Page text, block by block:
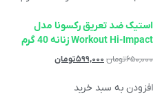
استیک ضد تعریق رکسونا مدل
Workout Hi-Impact زنانه 40 گرم
۶۵۰,۰۰۰تومان ۵۹۹,۰۰۰تومان
افزودن به سبد خرید